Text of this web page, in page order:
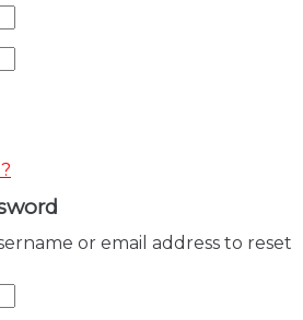
or email address to reset